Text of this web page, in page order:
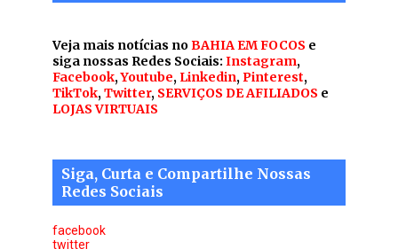
Veja mais notícias noBAHIA EM FOCOS e
siga nossas Redes Sociais: Instagram,
Facebook,Youtube, Linkedin,Pinterest,
TikTok,Twitter, SERVIÇOS DE AFILIADOS e
LOJAS VIRTUAIS
Siga, Curta e Compartilhe Nossas
Redes Sociais
facebook
twitter